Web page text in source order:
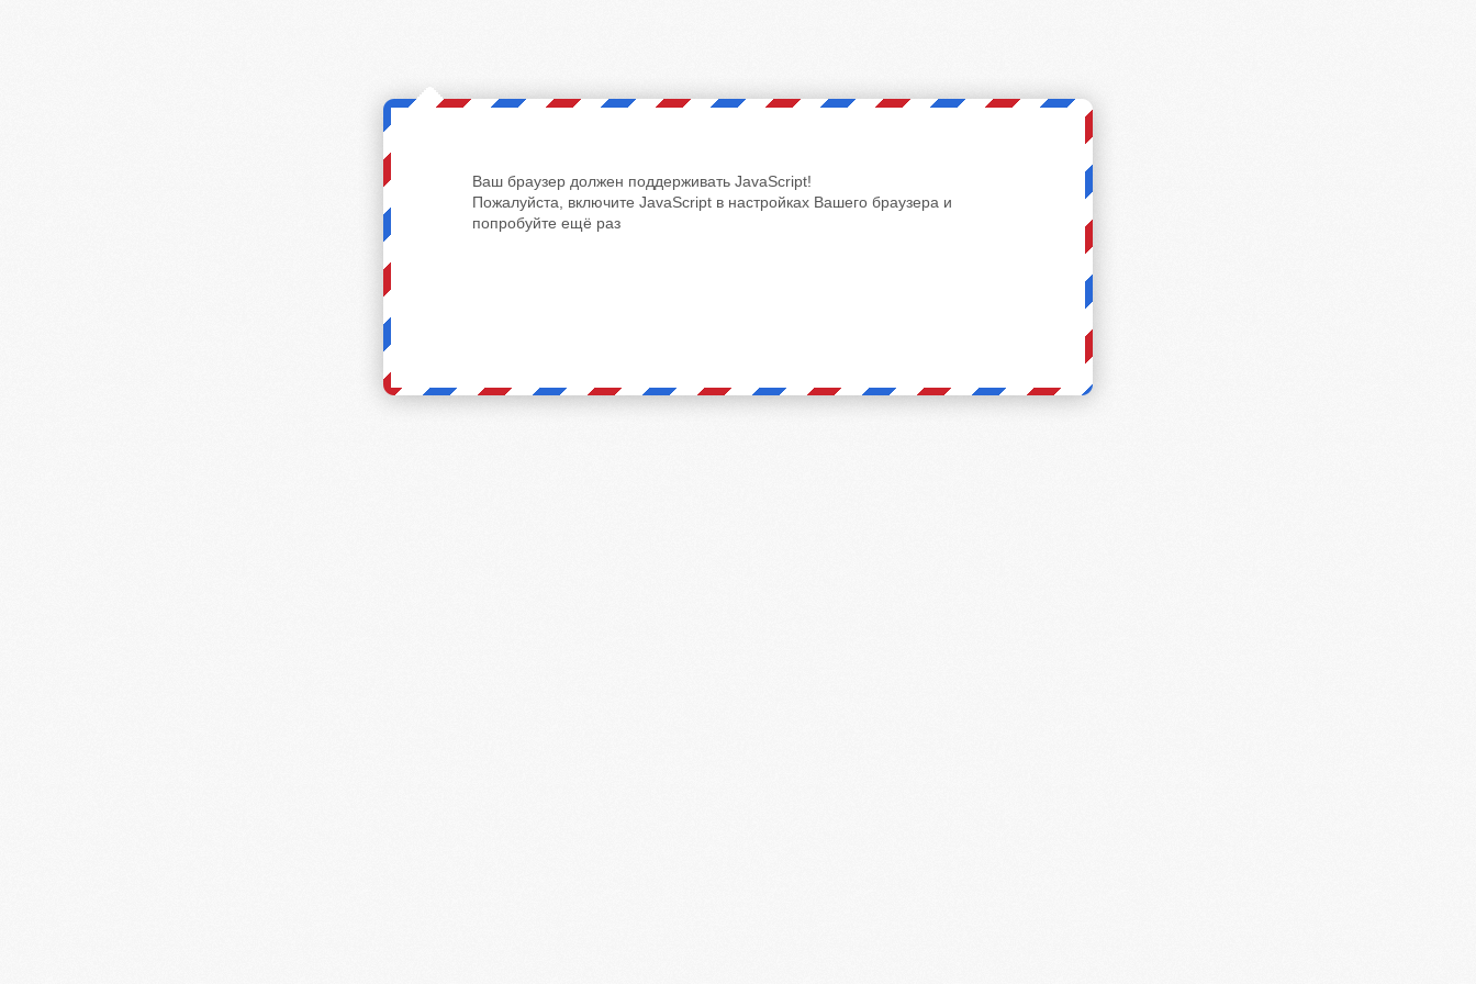
Ваш браузер должен поддерживать JavaScript!
Пожалуйста, включите JavaScript в настройках Вашего браузера и
попробуйте ещё раз